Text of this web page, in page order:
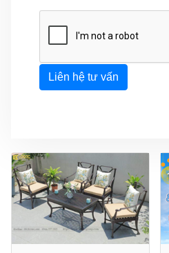
Liên hệ tư vấn